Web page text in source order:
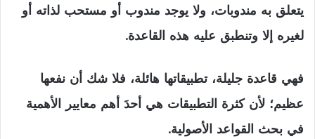
يتعلق به مندوبات، ولا يوجد مندوب أو مستحب لذاته أو
لغيره إلا وتنطبق عليه هذه القاعدة.
فهي قاعدة جليلة، تطبيقاتها هائلة، فلا شك أن نفعها
عظيم؛ لأن كثرة التطبيقات هي أحدَ أهم معايير الأهمية
في بحث القواعد الأصولية.